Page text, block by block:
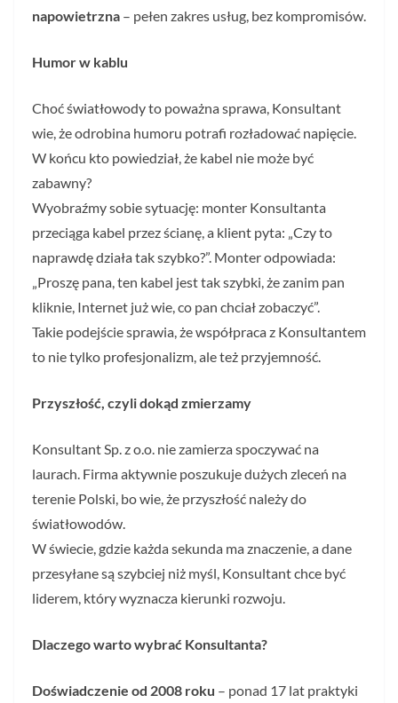
napowietrzna – pełen zakres usług, bez kompromisów.
Humor w kablu
Choć światłowody to poważna sprawa, Konsultant
wie, że odrobina humoru potrafi rozładować napięcie.
W końcu kto powiedział, że kabel nie może być
zabawny?
Wyobraźmy sobie sytuację: monter Konsultanta
przeciąga kabel przez ścianę, a klient pyta: „Czy to
naprawdę działa tak szybko?”. Monter odpowiada:
„Proszę pana, ten kabel jest tak szybki, że zanim pan
kliknie, Internet już wie, co pan chciał zobaczyć”.
Takie podejście sprawia, że współpraca z Konsultantem
to nie tylko profesjonalizm, ale też przyjemność.
Przyszłość, czyli dokąd zmierzamy
Konsultant Sp. z o.o. nie zamierza spoczywać na
laurach. Firma aktywnie poszukuje dużych zleceń na
terenie Polski, bo wie, że przyszłość należy do
światłowodów.
W świecie, gdzie każda sekunda ma znaczenie, a dane
przesyłane są szybciej niż myśl, Konsultant chce być
liderem, który wyznacza kierunki rozwoju.
Dlaczego warto wybrać Konsultanta?
Doświadczenie od 2008 roku – ponad 17 lat praktyki